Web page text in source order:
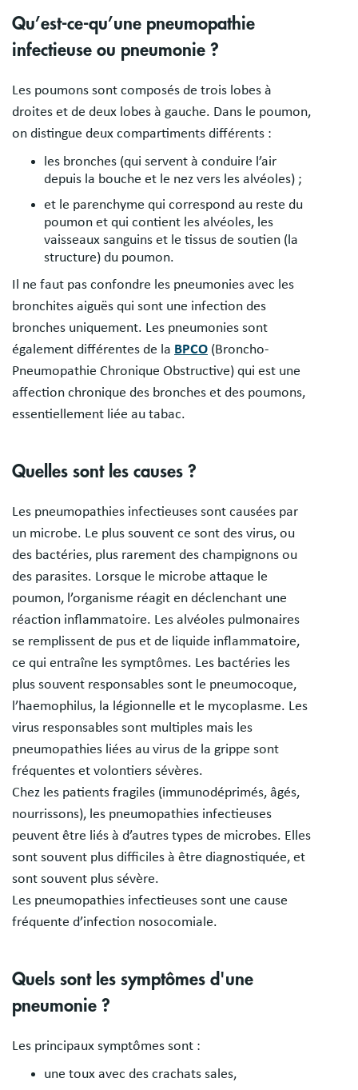
Qu’est-ce-qu’une pneumopathie
infectieuse ou pneumonie ?
Les poumons sont composés de trois lobes à
droites et de deux lobes à gauche. Dans le poumon,
on distingue deux compartiments différents :
les bronches (qui servent à conduire l’air
depuis la bouche et le nez vers les alvéoles) ;
et le parenchyme qui correspond au reste du
poumon et qui contient les alvéoles, les
vaisseaux sanguins et le tissus de soutien (la
structure) du poumon.
Il ne faut pas confondre les pneumonies avec les
bronchites aiguës qui sont une infection des
bronches uniquement. Les pneumonies sont
également différentes de la BPCO (Broncho-
Pneumopathie Chronique Obstructive) qui est une
affection chronique des bronches et des poumons,
essentiellement liée au tabac.
Quelles sont les causes ?
Les pneumopathies infectieuses sont causées par
un microbe. Le plus souvent ce sont des virus, ou
des bactéries, plus rarement des champignons ou
des parasites. Lorsque le microbe attaque le
poumon, l’organisme réagit en déclenchant une
réaction inflammatoire. Les alvéoles pulmonaires
se remplissent de pus et de liquide inflammatoire,
ce qui entraîne les symptômes. Les bactéries les
plus souvent responsables sont le pneumocoque,
l’haemophilus, la légionnelle et le mycoplasme. Les
virus responsables sont multiples mais les
pneumopathies liées au virus de la grippe sont
fréquentes et volontiers sévères.
Chez les patients fragiles (immunodéprimés, âgés,
nourrissons), les pneumopathies infectieuses
peuvent être liés à d’autres types de microbes. Elles
sont souvent plus difficiles à être diagnostiquée, et
sont souvent plus sévère.
Les pneumopathies infectieuses sont une cause
fréquente d’infection nosocomiale.
Quels sont les symptômes d'une
pneumonie ?
Les principaux symptômes sont :
une toux avec des crachats sales,